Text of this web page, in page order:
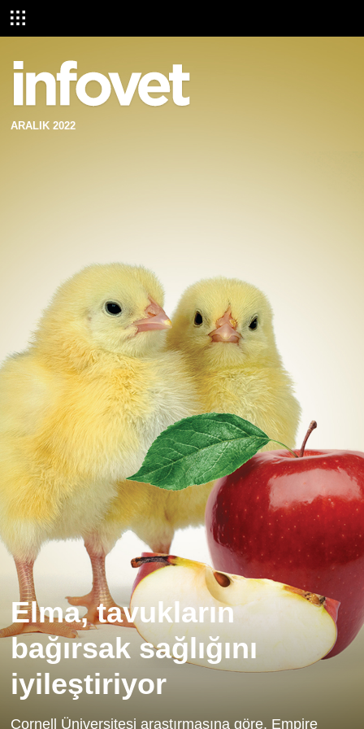
ARALIK 2022
Elma, tavukların
bağırsak sağlığını
iyileştiriyor
Cornell Üniversitesi araştırmasına göre, Empire